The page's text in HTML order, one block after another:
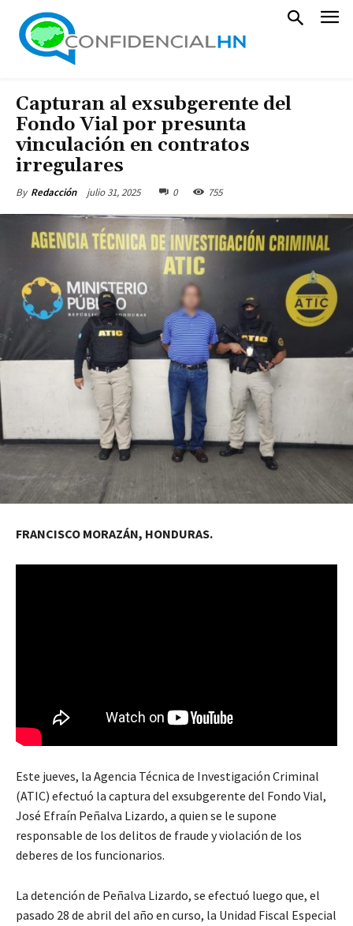
Capturan al exsubgerente del
Fondo Vial por presunta
vinculación en contratos
irregulares
By Redacción julio 31, 2025 0 755
FRANCISCO MORAZÁN, HONDURAS.
Este jueves, la Agencia Técnica de Investigación Criminal
(ATIC) efectuó la captura del exsubgerente del Fondo Vial,
José Efraín Peñalva Lizardo, a quien se le supone
responsable de los delitos de fraude y violación de los
deberes de los funcionarios.
La detención de Peñalva Lizardo, se efectuó luego que, el
pasado 28 de abril del año en curso, la Unidad Fiscal Especial